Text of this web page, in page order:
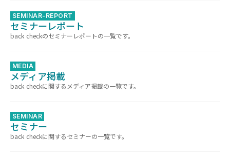
SEMINAR-REPORT
セミナーレポート
back checkのセミナーレポートの一覧です。
MEDIA
メディア掲載
back checkに関するメディア掲載の一覧です。
SEMINAR
セミナー
back checkに関するセミナーの一覧です。